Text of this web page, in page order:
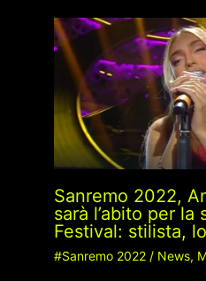
Sanremo 2022,
sarà l’abito per la
Festival: stilista,
#Sanremo 2022/ News,